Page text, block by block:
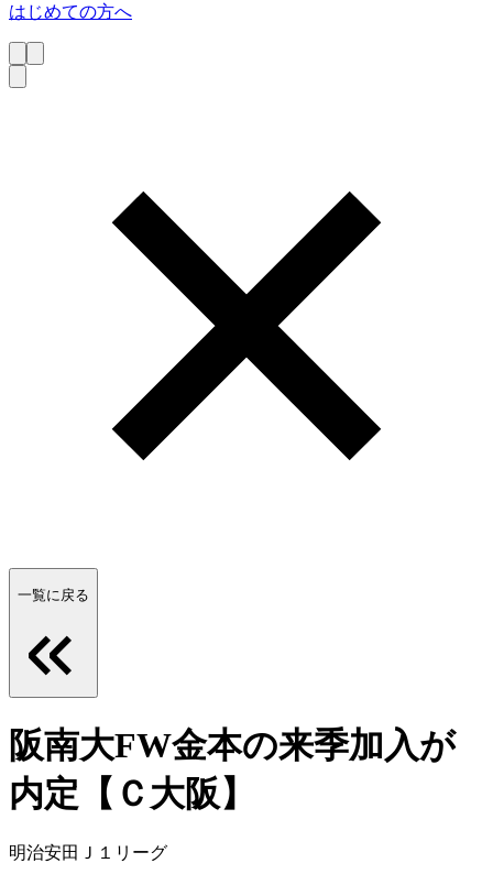
はじめての方へ
一覧に戻る
阪南大FW金本の来季加入が
内定【Ｃ大阪】
明治安田Ｊ１リーグ